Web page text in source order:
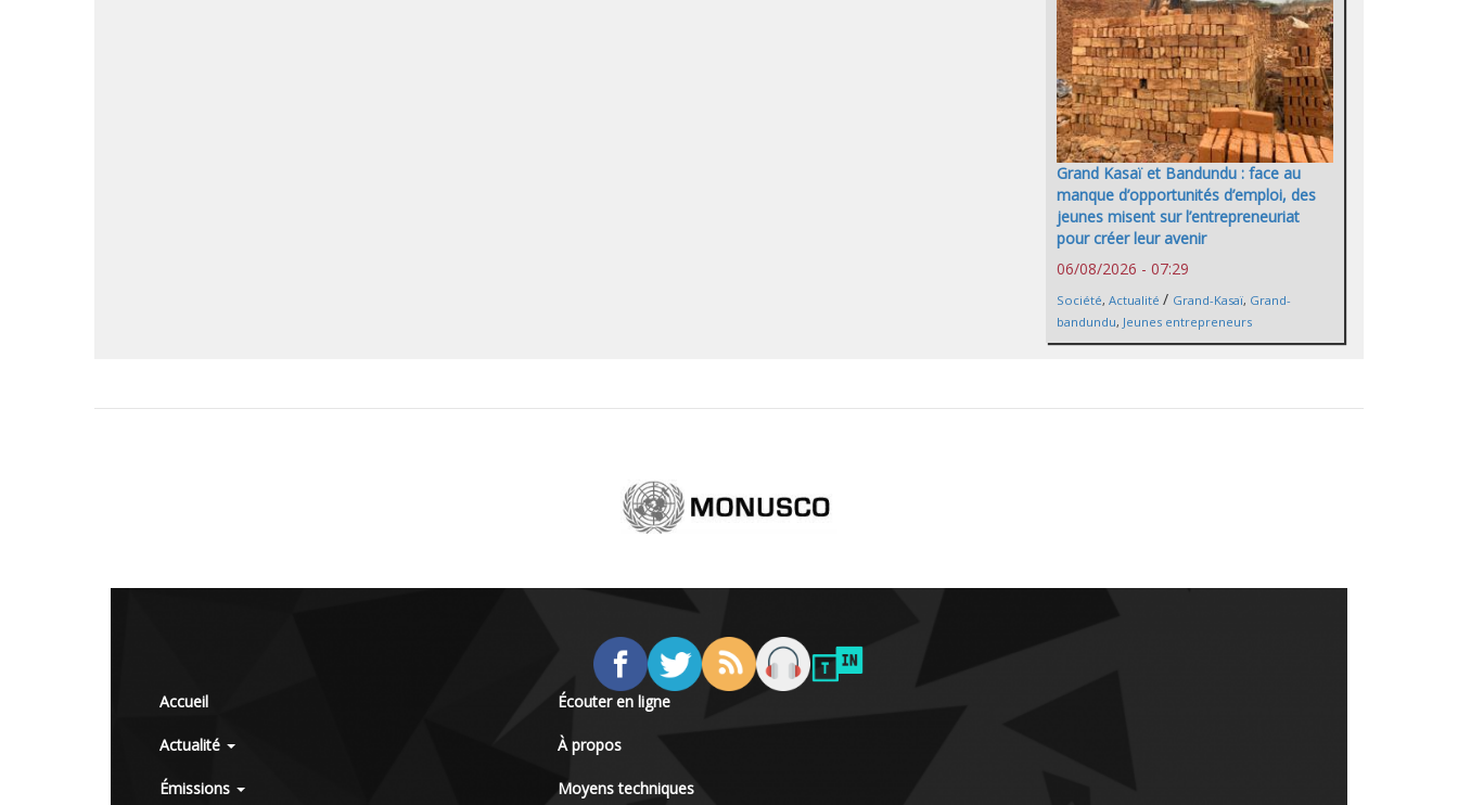
Grand Kasaï et Bandundu : face au
manque d’opportunités d’emploi, des
jeunes misent sur l’entrepreneuriat
pour créer leur avenir
06/08/2026 - 07:29
Société, Actualité / Grand-Kasaï, Grand-
bandundu, Jeunes entrepreneurs
Accueil
Actualité
Émissions
Écouter en ligne
À propos
Moyens techniques